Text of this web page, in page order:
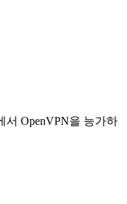
서 OpenVPN을 능가하